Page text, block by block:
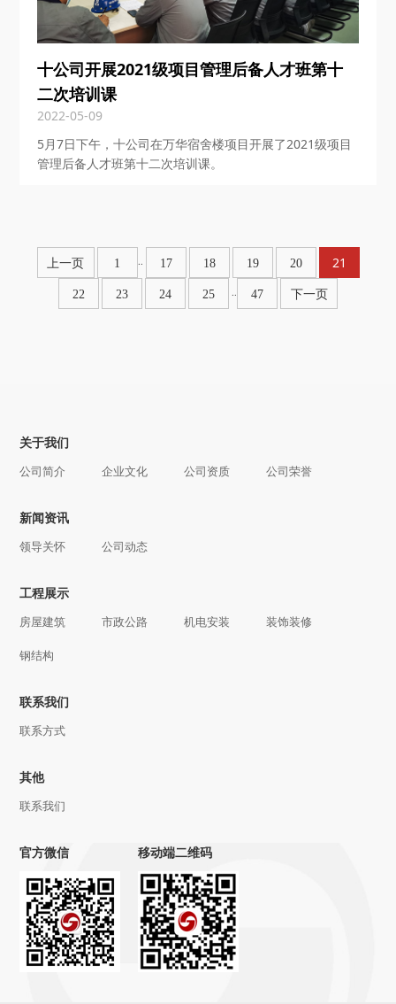
十公司开展2021级项目管理后备人才班第十
二次培训课
2022-05-09
5月7日下午，十公司在万华宿舍楼项目开展了2021级项目
管理后备人才班第十二次培训课。
上一页 1 .. 17 18 19 20 21
22 23 24 25 .. 47 下一页
关于我们
公司简介 企业文化 公司资质 公司荣誉
新闻资讯
领导关怀 公司动态
工程展示
房屋建筑 市政公路 机电安装 装饰装修
钢结构
联系我们
联系方式
其他
联系我们
官方微信 移动端二维码